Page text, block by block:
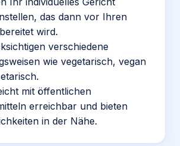
das dann vor Ihren
wird.
verschiedene
wie vegetarisch, vegan
mit öffentlichen
erreichbar und bieten
in der Nähe.